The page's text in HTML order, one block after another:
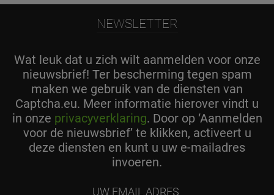
NEWSLETTER
Wat leuk dat u zich wilt aanmelden voor onze
nieuwsbrief! Ter bescherming tegen spam
maken we gebruik van de diensten van
Captcha.eu. Meer informatie hierover vindt u
in onze privacyverklaring. Door op ‘Aanmelden
voor de nieuwsbrief’ te klikken, activeert u
deze diensten en kunt u uw e-mailadres
invoeren.